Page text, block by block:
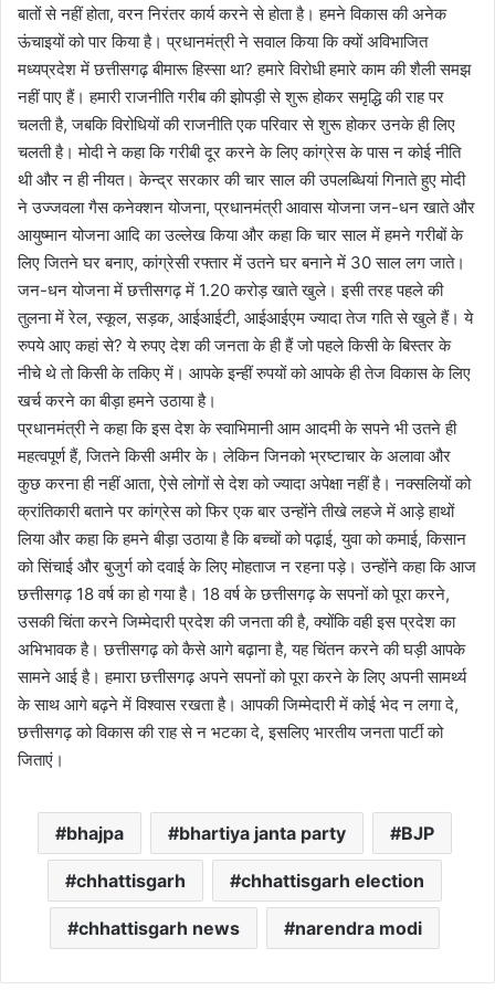
बातों से नहीं होता, वरन निरंतर कार्य करने से होता है। हमने विकास की अनेक
ऊंचाइयों को पार किया है। प्रधानमंत्री ने सवाल किया कि क्यों अविभाजित
मध्यप्रदेश में छत्तीसगढ़ बीमारू हिस्सा था? हमारे विरोधी हमारे काम की शैली समझ
नहीं पाए हैं। हमारी राजनीति गरीब की झोपड़ी से शुरू होकर समृद्धि की राह पर
चलती है, जबकि विरोधियों की राजनीति एक परिवार से शुरू होकर उनके ही लिए
चलती है। मोदी ने कहा कि गरीबी दूर करने के लिए कांग्रेस के पास न कोई नीति
थी और न ही नीयत। केन्द्र सरकार की चार साल की उपलब्धियां गिनाते हुए मोदी
ने उज्जवला गैस कनेक्शन योजना, प्रधानमंत्री आवास योजना जन-धन खाते और
आयुष्मान योजना आदि का उल्लेख किया और कहा कि चार साल में हमने गरीबों के
लिए जितने घर बनाए, कांग्रेसी रफ्तार में उतने घर बनाने में 30 साल लग जाते।
जन-धन योजना में छत्तीसगढ़ में 1.20 करोड़ खाते खुले। इसी तरह पहले की
तुलना में रेल, स्कूल, सड़क, आईआईटी, आईआईएम ज्यादा तेज गति से खुले हैं। ये
रुपये आए कहां से? ये रुपए देश की जनता के ही हैं जो पहले किसी के बिस्तर के
नीचे थे तो किसी के तकिए में। आपके इन्हीं रुपयों को आपके ही तेज विकास के लिए
खर्च करने का बीड़ा हमने उठाया है।
प्रधानमंत्री ने कहा कि इस देश के स्वाभिमानी आम आदमी के सपने भी उतने ही
महत्वपूर्ण हैं, जितने किसी अमीर के। लेकिन जिनको भ्रष्टाचार के अलावा और
कुछ करना ही नहीं आता, ऐसे लोगों से देश को ज्यादा अपेक्षा नहीं है। नक्सलियों को
क्रांतिकारी बताने पर कांग्रेस को फिर एक बार उन्होंने तीखे लहजे में आड़े हाथों
लिया और कहा कि हमने बीड़ा उठाया है कि बच्चों को पढ़ाई, युवा को कमाई, किसान
को सिंचाई और बुजुर्ग को दवाई के लिए मोहताज न रहना पड़े। उन्होंने कहा कि आज
छत्तीसगढ़ 18 वर्ष का हो गया है। 18 वर्ष के छत्तीसगढ़ के सपनों को पूरा करने,
उसकी चिंता करने जिम्मेदारी प्रदेश की जनता की है, क्योंकि वही इस प्रदेश का
अभिभावक है। छत्तीसगढ़ को कैसे आगे बढ़ाना है, यह चिंतन करने की घड़ी आपके
सामने आई है। हमारा छत्तीसगढ़ अपने सपनों को पूरा करने के लिए अपनी सामर्थ्य
के साथ आगे बढ़ने में विश्वास रखता है। आपकी जिम्मेदारी में कोई भेद न लगा दे,
छत्तीसगढ़ को विकास की राह से न भटका दे, इसलिए भारतीय जनता पार्टी को
जिताएं।
bhajpa bhartiya janta party BJP
chhattisgarh chhattisgarh election
chhattisgarh news narendra modi